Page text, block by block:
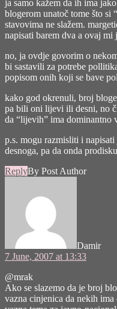
ja samo kažem da ih ima
blogerom unatoč tome što si
stavovima ne slažem.
napisati barem dva a ovaj mi
no, ja ovdje govorim o
bi sastavili za potrebe
popisom onih koji se bave
kako god okrenuli, broj
pa bili oni lijevi ili desni, no
da “lijevih” ima dominantno
p.s. mogu razmisliti i
desnoga, pa da onda
ReplyBy Post Author
Damir
7 June, 2007 at 13:33
@mrak
Ako se slazemo da je broj
vazna cinjenica da nekih